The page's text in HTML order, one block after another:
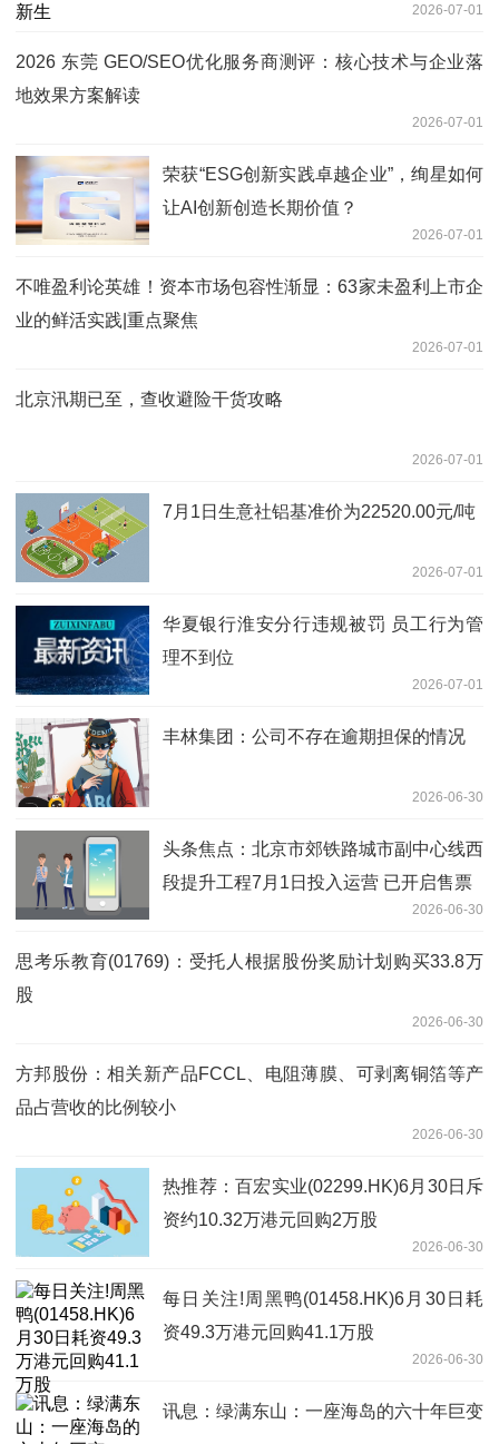
2026-07-01
2026 东莞 GEO/SEO优化服务商测评：核心技术与企业落
地效果方案解读
2026-07-01
荣获“ESG创新实践卓越企业”，绚星如何
让AI创新创造长期价值？
2026-07-01
不唯盈利论英雄！资本市场包容性渐显：63家未盈利上市企
业的鲜活实践|重点聚焦
2026-07-01
北京汛期已至，查收避险干货攻略
2026-07-01
7月1日生意社铝基准价为22520.00元/吨
2026-07-01
华夏银行淮安分行违规被罚 员工行为管
理不到位
2026-07-01
丰林集团：公司不存在逾期担保的情况
2026-06-30
头条焦点：北京市郊铁路城市副中心线西
段提升工程7月1日投入运营 已开启售票
2026-06-30
思考乐教育(01769)：受托人根据股份奖励计划购买33.8万
股
2026-06-30
方邦股份：相关新产品FCCL、电阻薄膜、可剥离铜箔等产
品占营收的比例较小
2026-06-30
热推荐：百宏实业(02299.HK)6月30日斥
资约10.32万港元回购2万股
2026-06-30
每日关注!周黑鸭(01458.HK)6月30日耗
资49.3万港元回购41.1万股
2026-06-30
讯息：绿满东山：一座海岛的六十年巨变